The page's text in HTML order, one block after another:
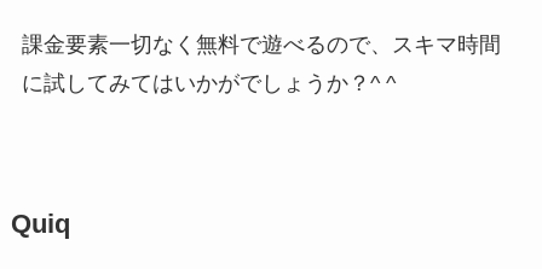
課金要素一切なく無料で遊べるので、スキマ時間
に試してみてはいかがでしょうか？^ ^
Quiq